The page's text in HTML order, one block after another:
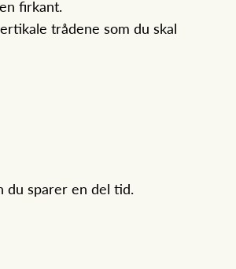
firkant.
trådene som du skal
du sparer en del tid.